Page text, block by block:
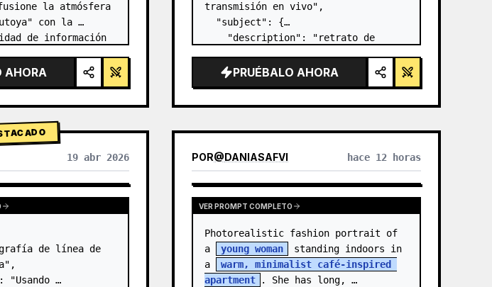
la atmósfera
con la
de información
AHORA
transmisión en vivo",
  "subject": {
una camiseta negra con un gráfico
técnico esquemático en blanco",
PRUÉBALO AHORA
19 abr 2026
de línea de
"Usando
POR@DANIASAFVI hace 12 horas
VER PROMPT COMPLETO
Photorealistic fashion portrait of
a
young woman
standing indoors in
a
warm, minimalist café-inspired
apartment
. She has long,